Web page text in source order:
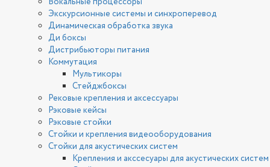
Экскурсионные системы и синхроперевод
Динамическая обработка звука
Ди боксы
Дистрибьюторы питания
Коммутация
Мультикоры
Стейджбоксы
Рековые крепления и аксессуары
Рэковые кейсы
Рэковые стойки
Стойки и крепления видеооборудования
Стойки для акустических систем
Крепления и акссесуары для акустических систем